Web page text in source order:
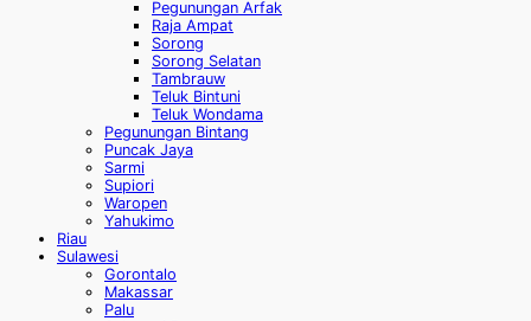
Pegunungan Arfak
Raja Ampat
Sorong
Sorong Selatan
Tambrauw
Teluk Bintuni
Teluk Wondama
Pegunungan Bintang
Puncak Jaya
Sarmi
Supiori
Waropen
Yahukimo
Riau
Sulawesi
Gorontalo
Makassar
Palu